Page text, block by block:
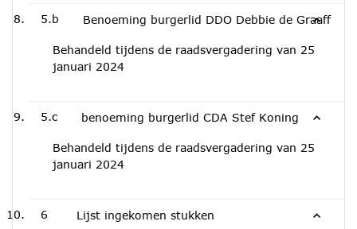
5.b Benoeming burgerlid DDO Debbie de Graaff
Behandeld tijdens de raadsvergadering van 25
januari 2024
5.c benoeming burgerlid CDA Stef Koning
Behandeld tijdens de raadsvergadering van 25
januari 2024
6 Lijst ingekomen stukken